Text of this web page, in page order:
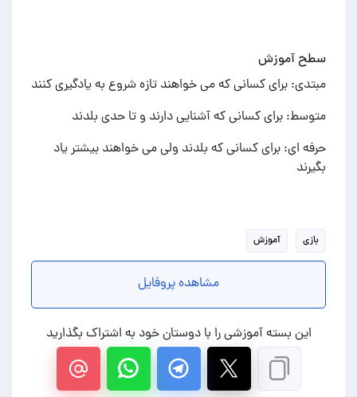
سطح آموزش
مبتدی: برای کسانی که می خواهند تازه شروع به یادگیری کنند
متوسط: برای کسانی که آشنایی دارند و تا حدی بلدند
حرفه ای: برای کسانی که بلدند ولی می خواهند بیشتر یاد
بگیرند
بازی آموزش
مشاهده پروفایل
این بسته آموزشی را با دوستان خود به اشتراک بگذارید